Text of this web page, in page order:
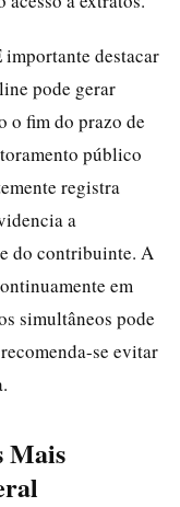
importante destacar
pode gerar
o fim do prazo de
público
registra
a
do contribuinte. A
em
simultâneos pode
se evitar
Mais